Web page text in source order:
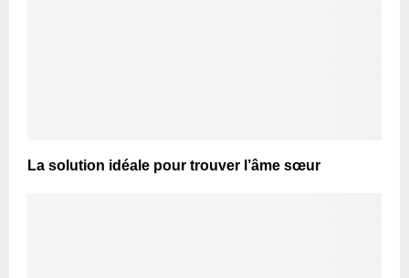
La solution idéale pour trouver l’âme sœur